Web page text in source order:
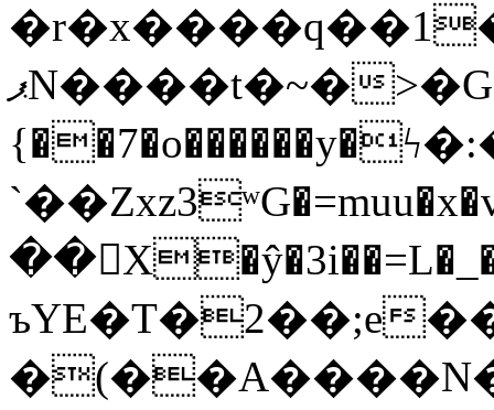
ޕN����t�~�>�G�{�Wރ�sl̞�@x_:�ˏ��՛��zU;wk�F�m�q}
ъYE�T�2��;e